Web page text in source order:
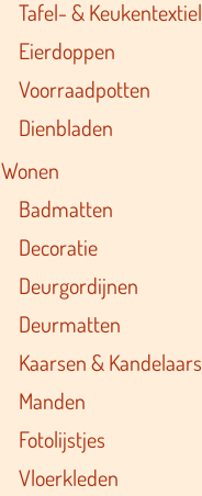
Tafel- & Keukentextiel
Eierdoppen
Voorraadpotten
Dienbladen
Wonen
Badmatten
Decoratie
Deurgordijnen
Deurmatten
Kaarsen & Kandelaars
Manden
Fotolijstjes
Vloerkleden